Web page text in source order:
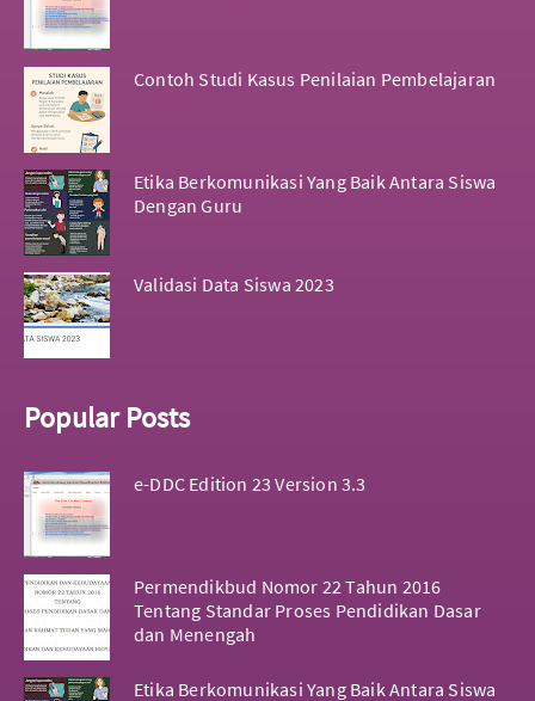
Contoh Studi Kasus Penilaian Pembelajaran
Etika Berkomunikasi Yang Baik Antara Siswa
Dengan Guru
Validasi Data Siswa 2023
Popular Posts
e-DDC Edition 23 Version 3.3
Permendikbud Nomor 22 Tahun 2016
Tentang Standar Proses Pendidikan Dasar
dan Menengah
Etika Berkomunikasi Yang Baik Antara Siswa